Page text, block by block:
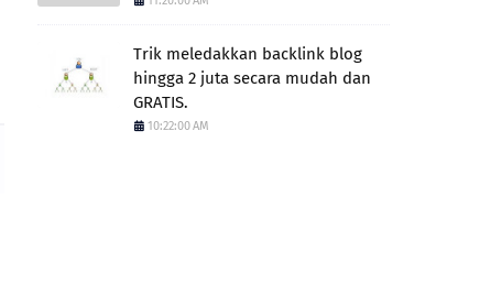
Trik meledakkan backlink blog
hingga 2 juta secara mudah dan
GRATIS.
10:22:00 AM